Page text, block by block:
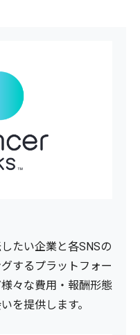
たい企業と各SNSの
するプラットフォー
々な費用・報酬形態
を提供します。